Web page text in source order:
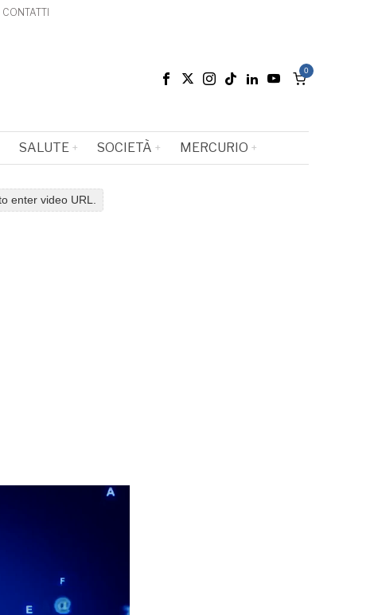
CONTATTI
0
SALUTE SOCIETÀ MERCURIO
enter video URL.